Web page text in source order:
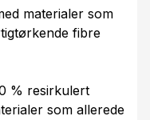
materialer som
fibre
% resirkulert
som allerede